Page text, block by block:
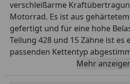
verschleißarme
Motorrad. Es ist aus
gefertigt und für eine hohe
Teilung 428 und 15 Zähne ist es
passenden Kettentyp
CNC-Fertigung läuft das Ritzel
sorgst du für eine zuverlässige
Mehr